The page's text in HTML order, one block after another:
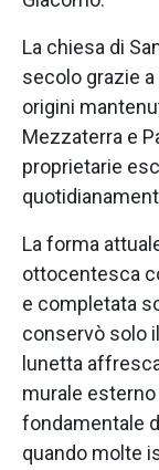
La chiesa di
secolo grazie
origini
Mezzaterra e
proprietarie
La forma
ottocentesca
e completata
conservò solo
lunetta
murale
fondamentale
quando molte